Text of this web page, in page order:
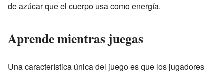
de azúcar que el cuerpo usa como energía.
Aprende mientras juegas
Una característica única del juego es que los jugadores